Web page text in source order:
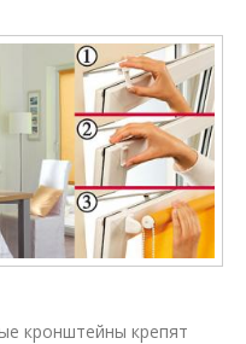
кронштейны крепят